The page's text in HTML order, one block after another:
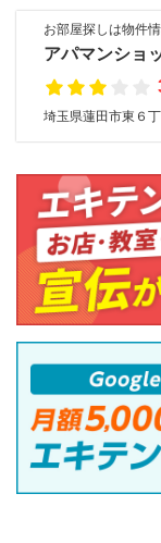
お部屋探しは物件
アパマンショ
埼玉県蓮田市東６